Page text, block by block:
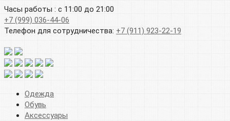
Часы работы : с 11:00 до 21:00
+7 (999) 036-44-06
Телефон для сотрудничества: +7 (911) 923-22-19
Одежда
Обувь
Аксессуары